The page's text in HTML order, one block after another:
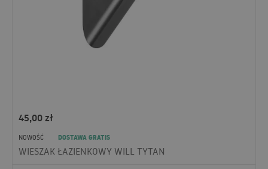
45,00zł
NOWOŚĆ
DOSTAWA GRATIS
WIESZAK ŁAZIENKOWY WILL TYTAN